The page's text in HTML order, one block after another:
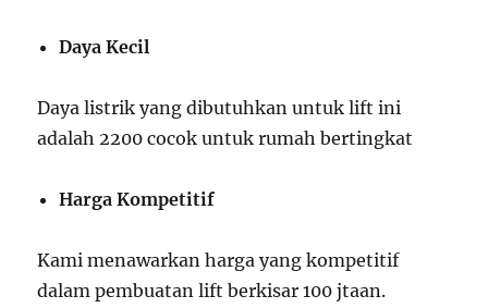
Daya Kecil
Daya listrik yang dibutuhkan untuk lift ini
adalah 2200 cocok untuk rumah bertingkat
Harga Kompetitif
Kami menawarkan harga yang kompetitif
dalam pembuatan lift berkisar 100 jtaan.